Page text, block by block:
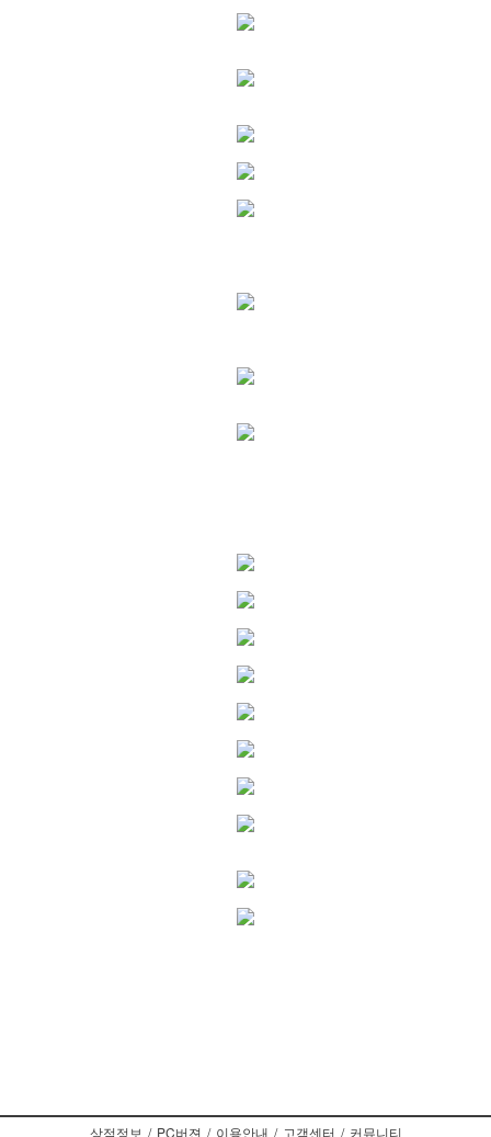
상점정보 / PC버젼 / 이용안내 / 고객센터 / 커뮤니티